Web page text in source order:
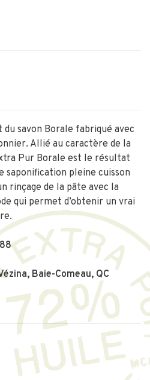
savon Borale fabriqué avec
Allié au caractère de la
Pur Borale est le résultat
saponification pleine cuisson
rinçage de la pâte avec la
qui permet d’obtenir un vrai
Baie-Comeau, QC